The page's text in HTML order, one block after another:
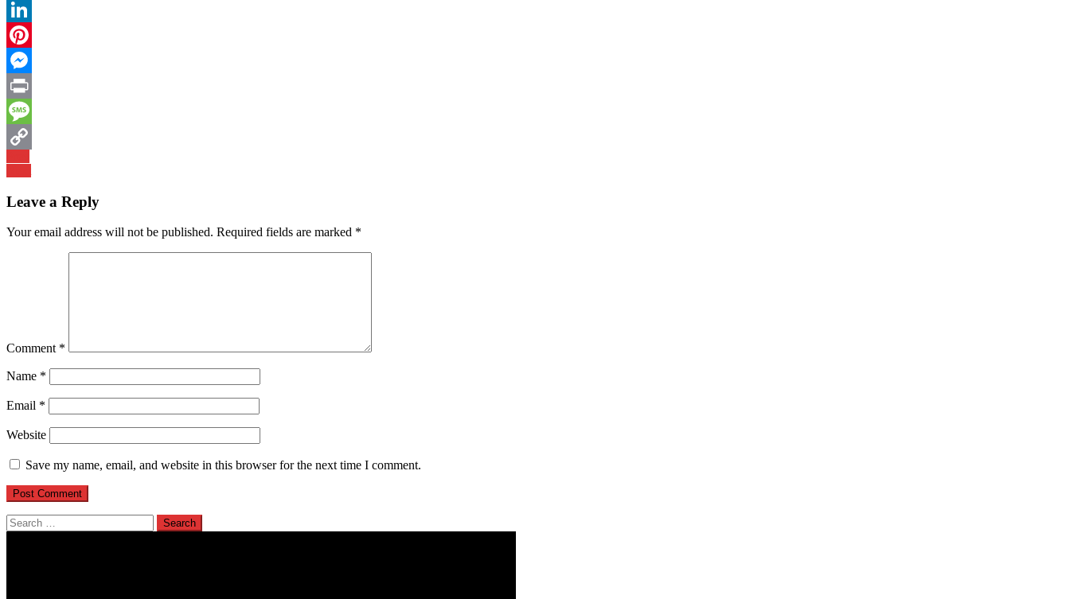
Telegram
LinkedIn
Pinterest
Messenger
Print
Message
Copy
Post
navigation
Leave a Reply
Your email address will not be published. Required fields are marked *
Comment *
Name *
Email *
Website
Save my name, email, and website in this browser for the next time I comment.
Search
for: